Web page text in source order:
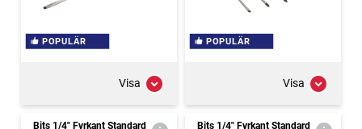
POPULÄR
Visa
POPULÄR
Visa
Bits 1/4" Fyrkant Standard Bits 1/4" Fyrkant Standard